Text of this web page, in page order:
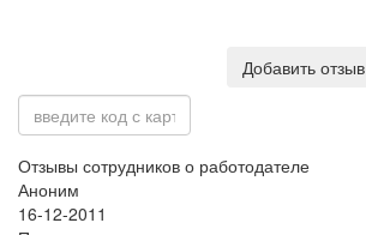
Добавить отзыв
Отзывы сотрудников о работодателе
Аноним
16-12-2011